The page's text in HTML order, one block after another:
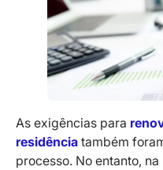
As exigências para
residência também
processo. No entanto,